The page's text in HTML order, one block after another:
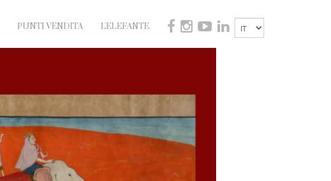
PUNTI VENDITA L'ELEFANTE